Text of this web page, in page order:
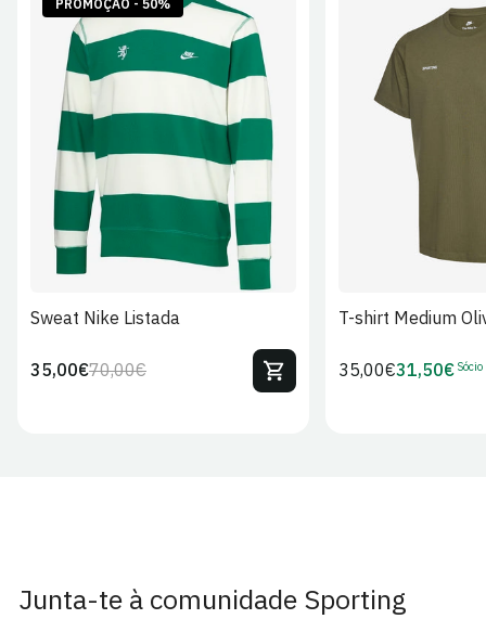
PROMOÇÃO - 50%
S XL 2XL
Sweat Nike Listada
Preço
70,00€Preço
35,00€
T-shirt Medium
Preço
35,00€Preço
31,50€ Sócio
Junta-te à comunidade Sporting